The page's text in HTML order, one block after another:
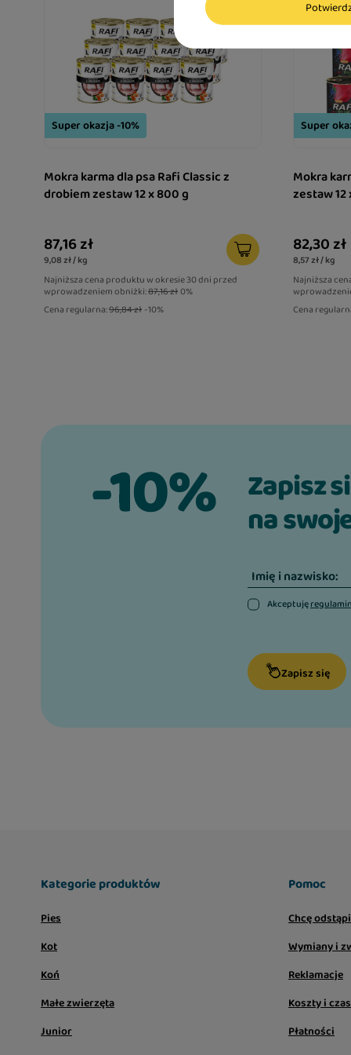
Super okazja -10%
Mokra karma dla psa Rafi Classic z
drobiem zestaw 12 x 800 g
87,16 zł
9,08 zł / kg
Najniższa cena produktu w okresie 30 dni przed
wprowadzeniem obniżki:87,16 zł0%
Cena regularna:96,84 zł -10%
Super
Mokra
zestaw 12
82,30 zł
8,57 zł / kg
Najniższa
Cena
-10% Zapisz
na
Imię i nazwisko:
Akceptuję
Zapisz się
Kategorie produktów
Pies
Kot
Koń
Małe zwierzęta
Junior
Pomoc
Chcę
Wymiany i
Reklamacje
Koszty i
Płatności